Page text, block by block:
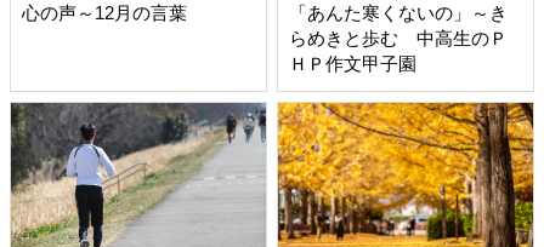
心の声～12月の言葉
「あんた寒くないの」～き
らめきと歩む 中高生のＰ
ＨＰ作文甲子園